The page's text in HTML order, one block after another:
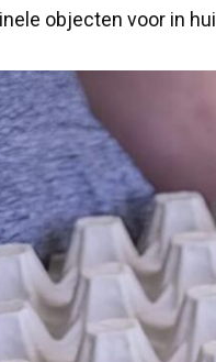
objecten voor in